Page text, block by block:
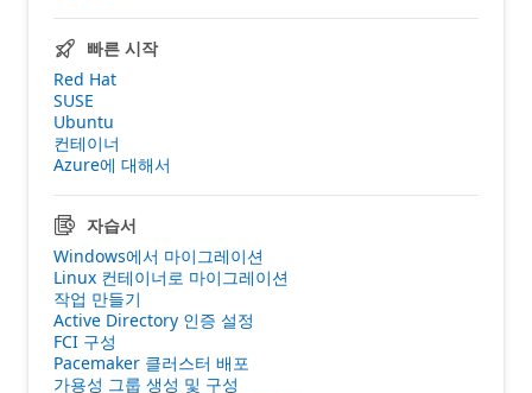
빠른 시작
Red Hat
SUSE
Ubuntu
컨테이너
Azure에 대해서
자습서
Windows에서 마이그레이션
Linux 컨테이너로 마이그레이션
작업 만들기
Active Directory 인증 설정
FCI 구성
Pacemaker 클러스터 배포
가용성 그룹 생성 및 구성